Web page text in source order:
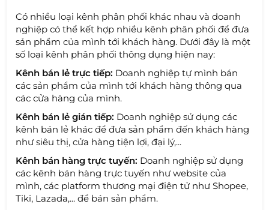
Có nhiều loại kênh phân phối khác nhau và doanh
nghiệp có thể kết hợp nhiều kênh phân phối để đưa
sản phẩm của mình tới khách hàng. Dưới đây là một
số loại kênh phân phối thông dụng hiện nay:
Kênh bán lẻ trực tiếp: Doanh nghiệp tự mình bán
các sản phẩm của mình tới khách hàng thông qua
các cửa hàng của mình.
Kênh bán lẻ gián tiếp: Doanh nghiệp sử dụng các
kênh bán lẻ khác để đưa sản phẩm đến khách hàng
như siêu thị, cửa hàng tiện lợi, đại lý,...
Kênh bán hàng trực tuyến: Doanh nghiệp sử dụng
các kênh bán hàng trực tuyến như website của
mình, các platform thương mại điện tử như Shopee,
Tiki, Lazada,... để bán sản phẩm.